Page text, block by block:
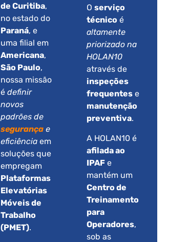
de Curitiba,
no estado do
Paraná, e
uma filial em
Americana,
São Paulo,
nossa missão
édefinir
novos
padrões de
segurança e
eficiência em
soluções que
empregam
Plataformas
Elevatórias
Móveis de
Trabalho
(PMET).
Oserviço
técnico é
altamente
priorizado na
HOLAN10
através de
inspeções
frequentes e
manutenção
preventiva.
A HOLAN10 é
afilada ao
IPAF e
mantém um
Centro de
Treinamento
para
Operadores,
sob as